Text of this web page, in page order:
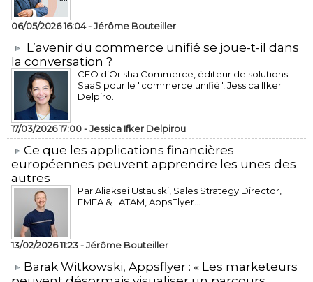
06/05/2026 16:04 -Jérôme Bouteiller
L’avenir du commerce unifié se joue-t-il dans
la conversation ?
CEO d’Orisha Commerce, éditeur de solutions
SaaS pour le "commerce unifié", Jessica Ifker
Delpiro...
17/03/2026 17:00 -Jessica Ifker Delpirou
​Ce que les applications financières
européennes peuvent apprendre les unes des
autres
Par Aliaksei Ustauski, Sales Strategy Director,
EMEA & LATAM, AppsFlyer...
13/02/2026 11:23 -Jérôme Bouteiller
​Barak Witkowski, Appsflyer : « Les marketeurs